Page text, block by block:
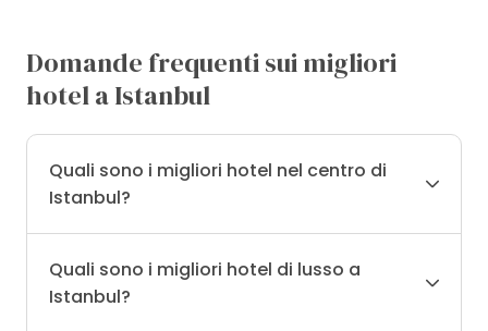
Domande frequenti sui migliori
hotel a Istanbul
Quali sono i migliori hotel nel centro di
Istanbul?
Quali sono i migliori hotel di lusso a
Istanbul?